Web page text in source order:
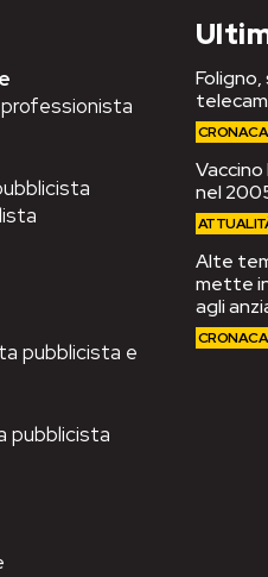
pubblicista e
pubblicista
CRONACA
nel
Alte
mette
agli
CRONACA